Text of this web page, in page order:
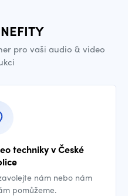
pro vaši audio & video
techniky v České
nám nebo nám
pomůžeme.